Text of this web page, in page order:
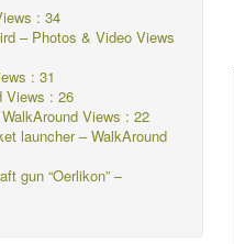
: 34
– Photos & Video Views
: 31
Views : 26
Views : 22
launcher – WalkAround
gun “Oerlikon” –